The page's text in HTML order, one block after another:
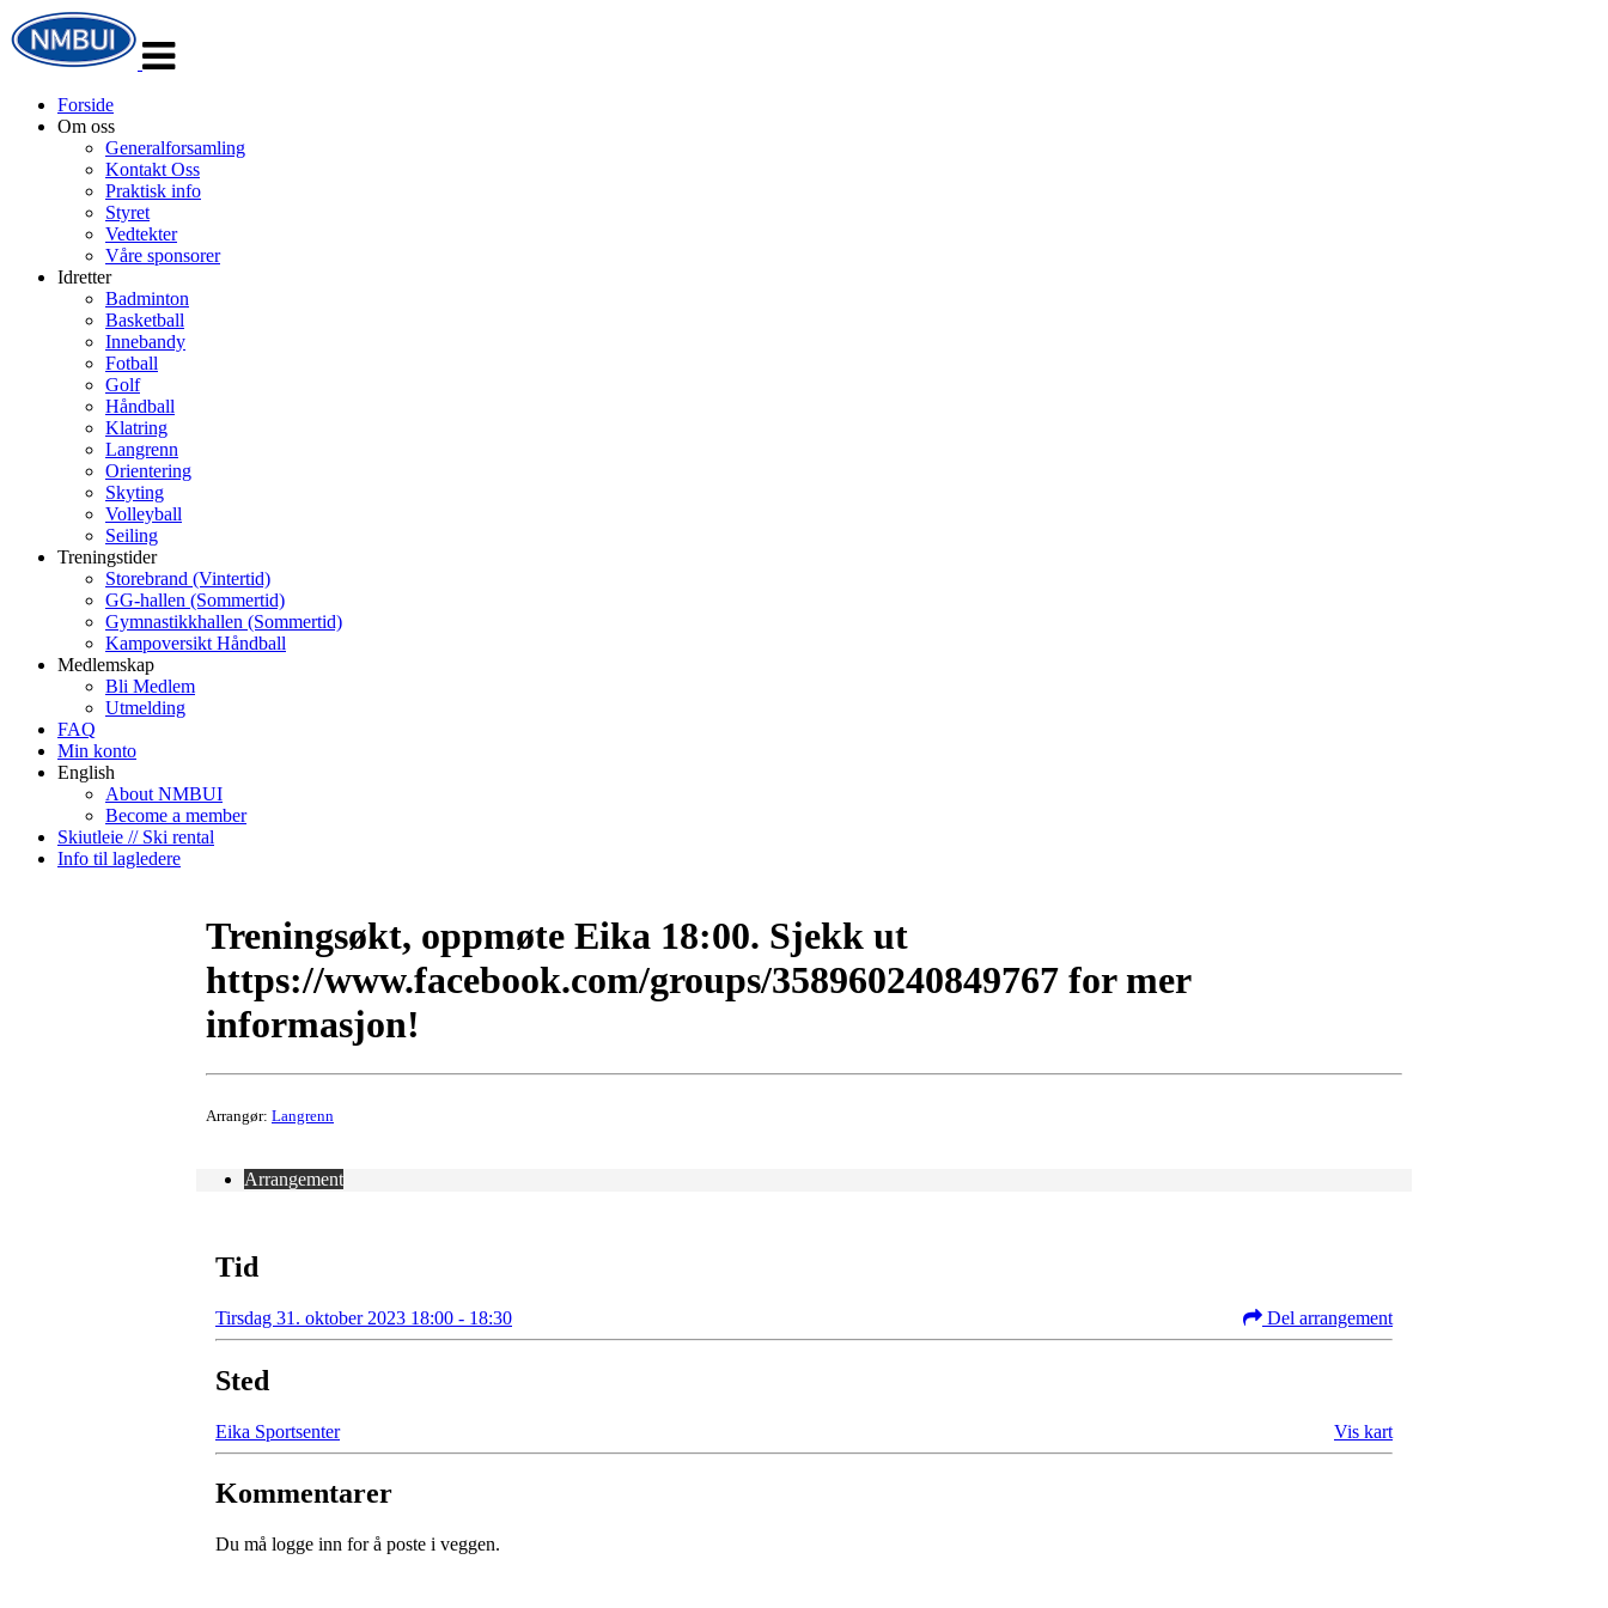
navigasjon
Forside
Om oss
Generalforsamling
Kontakt Oss
Praktisk info
Styret
Vedtekter
Våre sponsorer
Idretter
Badminton
Basketball
Innebandy
Fotball
Golf
Håndball
Klatring
Langrenn
Orientering
Skyting
Volleyball
Seiling
Treningstider
Storebrand (Vintertid)
GG-hallen (Sommertid)
Gymnastikkhallen (Sommertid)
Kampoversikt Håndball
Medlemskap
Bli Medlem
Utmelding
FAQ
Min konto
English
About NMBUI
Become a member
Skiutleie // Ski rental
Info til lagledere
Treningsøkt, oppmøte Eika 18:00. Sjekk ut
https://www.facebook.com/groups/358960240849767 for mer
informasjon!
Arrangør: Langrenn
Arrangement
Tid
Tirsdag 31. oktober 2023 18:00 - 18:30 Del arrangement
Sted
Eika Sportsenter Vis kart
Kommentarer
Du må logge inn for å poste i veggen.